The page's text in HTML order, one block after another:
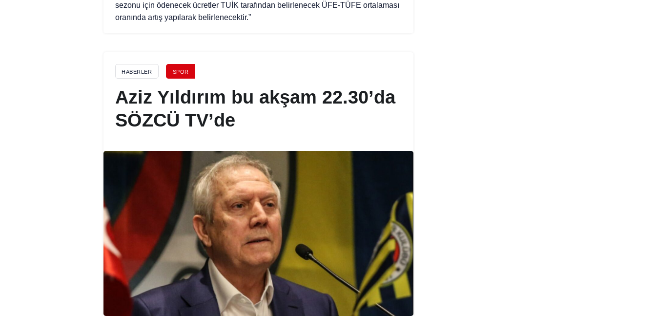
sezonu için ödenecek ücretler TUİK tarafından belirlenecek ÜFE-TÜFE ortalaması
oranında artış yapılarak belirlenecektir.”
HABERLER SPOR
Aziz Yıldırım bu akşam 22.30’da
SÖZCÜ TV’de